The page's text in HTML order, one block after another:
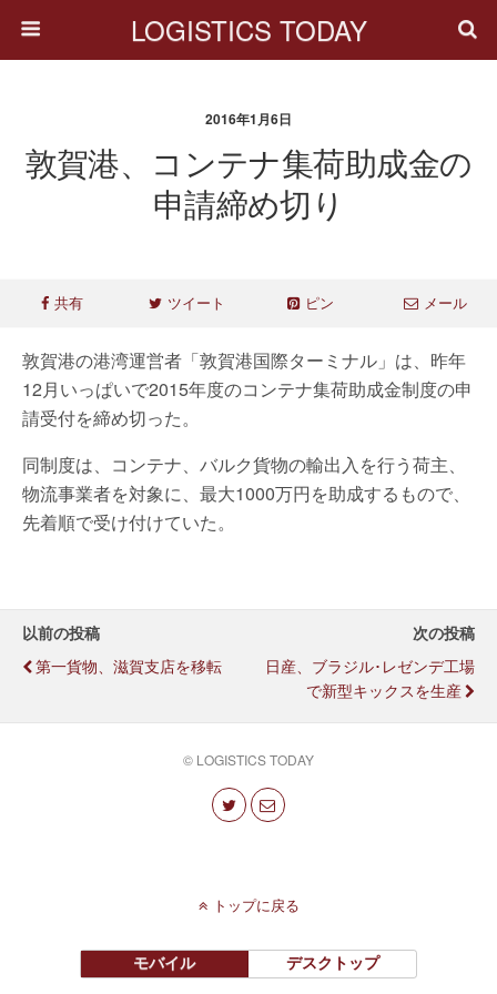
LOGISTICS TODAY
2016年1月6日
敦賀港、コンテナ集荷助成金の
申請締め切り
共有 ツイート ピン メール
敦賀港の港湾運営者「敦賀港国際ターミナル」は、昨年
12月いっぱいで2015年度のコンテナ集荷助成金制度の申
請受付を締め切った。
同制度は、コンテナ、バルク貨物の輸出入を行う荷主、
物流事業者を対象に、最大1000万円を助成するもので、
先着順で受け付けていた。
以前の投稿
第一貨物、滋賀支店を移転
次の投稿
日産、ブラジル･レゼンデ工場
で新型キックスを生産
© LOGISTICS TODAY
トップに戻る
モバイル デスクトップ